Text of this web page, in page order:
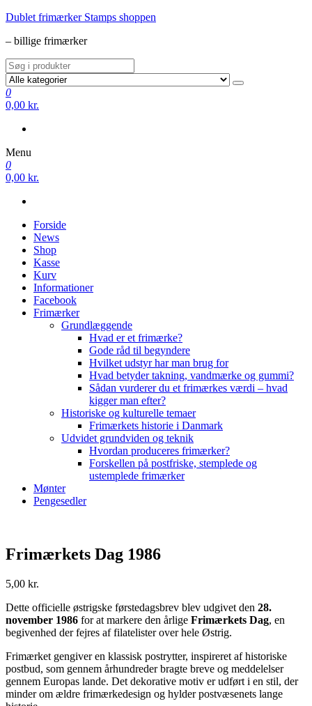
Videre
indhold
Dublet frimærker Stamps shoppen
– billige frimærker
0
0,00 kr.
Menu
0
0,00 kr.
Forside
News
Shop
Kasse
Kurv
Informationer
Facebook
Frimærker
Grundlæggende
Hvad er et frimærke?
Gode råd til begyndere
Hvilket udstyr har man brug for
Hvad betyder takning, vandmærke og gummi?
Sådan vurderer du et frimærkes værdi – hvad
kigger man efter?
Historiske og kulturelle temaer
Frimærkets historie i Danmark
Udvidet grundviden og teknik
Hvordan produceres frimærker?
Forskellen på postfriske, stemplede og
ustemplede frimærker
Mønter
Pengesedler
Frimærkets Dag 1986
5,00 kr.
Dette officielle østrigske førstedagsbrev blev udgivet den 28.
november 1986 for at markere den årlige Frimærkets Dag, en
begivenhed der fejres af filatelister over hele Østrig.
Frimærket gengiver en klassisk postrytter, inspireret af historiske
postbud, som gennem århundreder bragte breve og meddelelser
gennem Europas lande. Det dekorative motiv er udført i en stil, der
minder om ældre frimærkedesign og hylder postvæsenets lange